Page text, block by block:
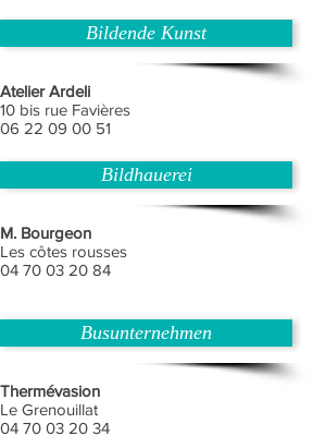
Bildende Kunst
Atelier Ardeli
10 bis rue Favières
06 22 09 00 51
Bildhauerei
M. Bourgeon
Les côtes rousses
04 70 03 20 84
Busunternehmen
Thermévasion
Le Grenouillat
04 70 03 20 34